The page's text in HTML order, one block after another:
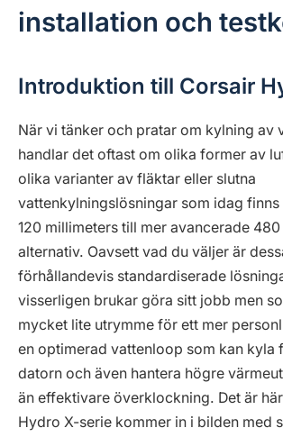
installation och
Introduktion till Corsair
När vi tänker och pratar om kylning av
handlar det oftast om olika former av
olika varianter av fläktar eller slutna
vattenkylningslösningar som idag
120 millimeters till mer avancerade
alternativ. Oavsett vad du väljer är
förhållandevis standardiserade
visserligen brukar göra sitt jobb men
mycket lite utrymme för ett mer
en optimerad vattenloop som kan kyla
datorn och även hantera högre
än effektivare överklockning. Det är
Hydro X-serie kommer in i bilden med